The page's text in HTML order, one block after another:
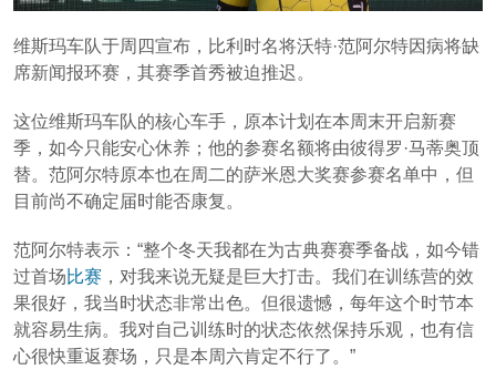
维斯玛车队于周四宣布，比利时名将沃特·范阿尔特因病将缺
席新闻报环赛，其赛季首秀被迫推迟。
这位维斯玛车队的核心车手，原本计划在本周末开启新赛
季，如今只能安心休养；他的参赛名额将由彼得罗·马蒂奥顶
替。范阿尔特原本也在周二的萨米恩大奖赛参赛名单中，但
目前尚不确定届时能否康复。
范阿尔特表示：“整个冬天我都在为古典赛赛季备战，如今错
过首场比赛 ，对我来说无疑是巨大打击。我们在训练营的效
果很好，我当时状态非常出色。但很遗憾，每年这个时节本
就容易生病。我对自己训练时的状态依然保持乐观，也有信
心很快重返赛场，只是本周六肯定不行了。”